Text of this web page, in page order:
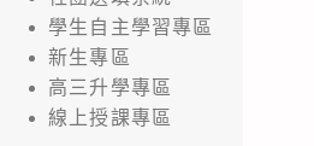
學生自主學習專區
新生專區
高三升學專區
線上授課專區